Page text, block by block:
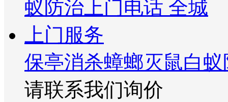
保亭消杀蟑螂灭鼠白
请联系我们询价